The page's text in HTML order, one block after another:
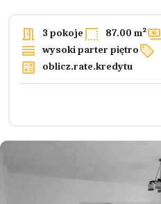
3 pokoje 87.00 m²
wysoki parter piętro
oblicz.rate.kredytu